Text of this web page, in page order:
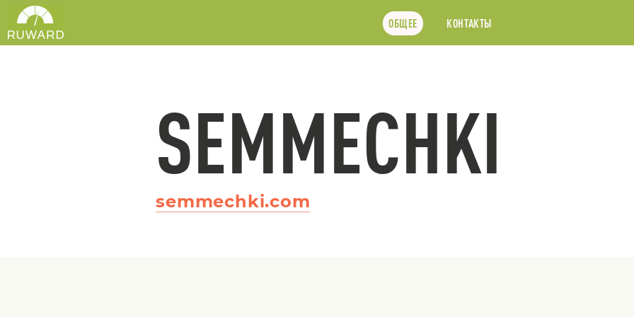
ОБЩЕЕ КОНТАКТЫ
SEMMECHKI
semmechki.com